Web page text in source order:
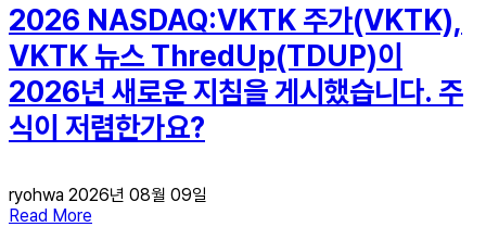
2026 NASDAQ:VKTK 주가(VKTK),
VKTK 뉴스 ThredUp(TDUP)이
2026년 새로운 지침을 게시했습니다. 주
식이 저렴한가요?
ryohwa 2026년 08월 09일
Read More